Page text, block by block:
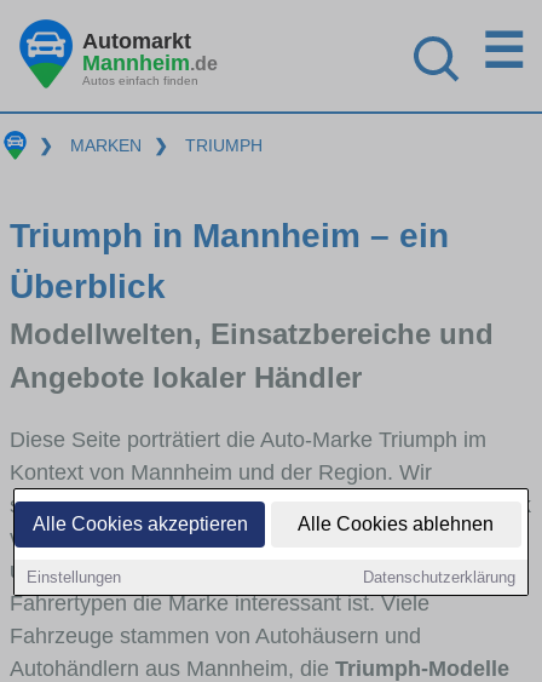
Alle Cookies akzeptieren Alle Cookies ablehnen
Einstellungen Datenschutzerklärung
Automarkt
Mannheim.de
Autos einfach finden
☰
❯ MARKEN ❯ TRIUMPH
Triumph in Mannheim – ein
Überblick
Modellwelten, Einsatzbereiche und
Angebote lokaler Händler
Diese Seite porträtiert die Auto-Marke Triumph im
Kontext von Mannheim und der Region. Wir
skizzieren, in welchen Fahrzeugklassen Triumph stark
vertreten ist, welche Modellreihen häufig im Stadt-
und Umlandverkehr zu sehen sind und für welche
Fahrertypen die Marke interessant ist. Viele
Fahrzeuge stammen von Autohäusern und
Autohändlern aus Mannheim, die Triumph-Modelle